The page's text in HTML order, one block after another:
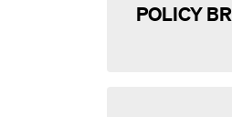
POLICY